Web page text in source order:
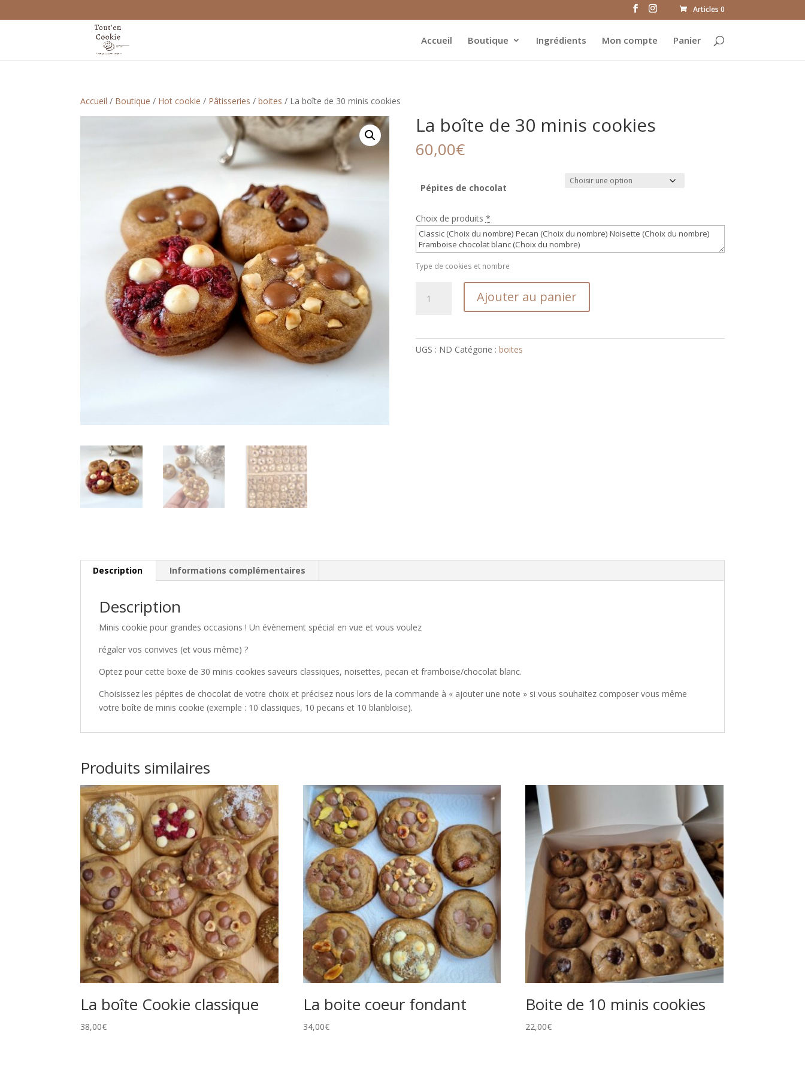
Articles 0
Accueil Boutique Ingrédients Mon compte Panier
Accueil / Boutique / Hot cookie / Pâtisseries /boites / La boîte de 30 minis cookies
La boîte de 30 minis cookies
60,00€
Pépites de chocolat
Choix de produits *
Type de cookies et nombre
Ajouter au panier
UGS : ND Catégorie : boites
Description Informations complémentaires
Description
Minis cookie pour grandes occasions ! Un évènement spécial en vue et vous voulez
régaler vos convives (et vous même) ?
Optez pour cette boxe de 30 minis cookies saveurs classiques, noisettes, pecan et framboise/chocolat blanc.
Choisissez les pépites de chocolat de votre choix et précisez nous lors de la commande à « ajouter une note » si vous souhaitez composer vous même
votre boîte de minis cookie (exemple : 10 classiques, 10 pecans et 10 blanbloise).
Produits similaires
La boîte Cookie classique
38,00€
La boite coeur fondant
34,00€
Boite de 10 minis cookies
22,00€